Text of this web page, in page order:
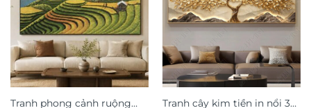
Tranh phong cảnh ruộng
Tranh cây kim tiền in nổi 3d